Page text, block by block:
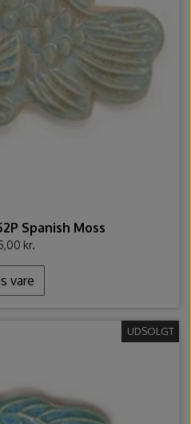
Spanish Moss
kr.
vare
UDSOLGT